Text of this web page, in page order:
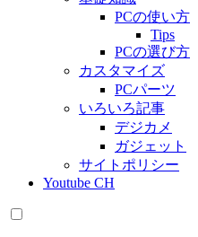
PCの使い方
Tips
PCの選び方
カスタマイズ
PCパーツ
いろいろ記事
デジカメ
ガジェット
サイトポリシー
Youtube CH